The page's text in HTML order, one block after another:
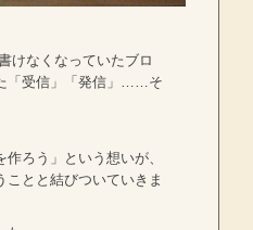
けなくなっていたブロ
「受信」「発信」……そ
ろう」という想いが、
とと結びついていきま